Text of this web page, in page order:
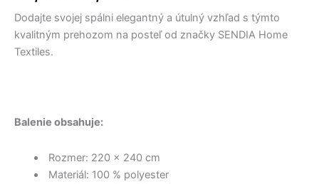
bola:
33,00 €.18,00 €.
Dodajte svojej spálni elegantný a útulný vzhľad s týmto
kvalitným prehozom na posteľ od značky SENDIA Home
Textiles.
Balenie obsahuje:
Rozmer: 220 x 240 cm
Materiál: 100 % polyester